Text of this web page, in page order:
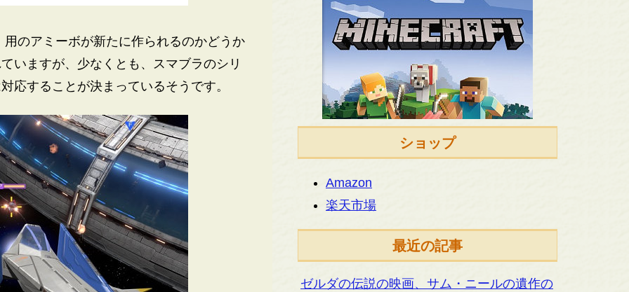
のアミーボが新たに作られるのかどうか
いますが、少なくとも、スマブラのシリ
応することが決まっているそうです。
ショップ
Amazon
楽天市場
最近の記事
ゼルダの伝説の映画、サム・ニールの遺作の